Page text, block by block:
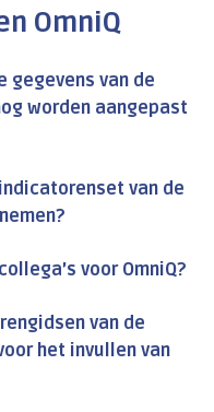
OmniQ
gegevens van de
worden aangepast
van de
voor OmniQ?
van de
het invullen van